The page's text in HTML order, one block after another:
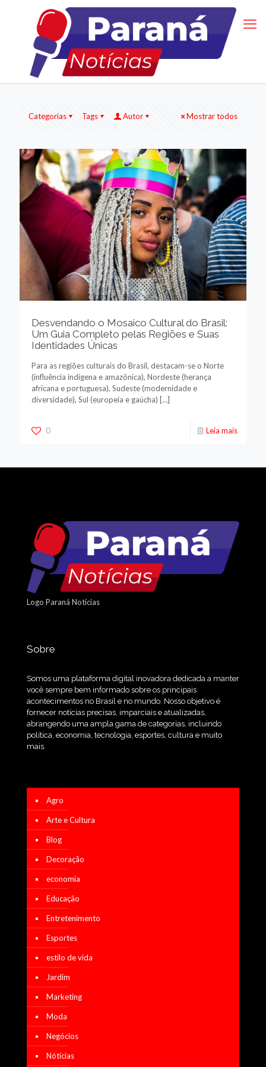
Categorias Tags Autor Mostrar todos
Desvendando o Mosaico Cultural do Brasil:
Um Guia Completo pelas Regiões e Suas
Identidades Únicas
Para as regiões culturais do Brasil, destacam-se o Norte
(influência indígena e amazônica), Nordeste (herança
africana e portuguesa), Sudeste (modernidade e
diversidade), Sul (europeia e gaúcha) […]
0 Leia mais
Logo Paraná Notícias
Sobre
Somos uma plataforma digital inovadora dedicada a manter
você sempre bem informado sobre os principais
acontecimentos no Brasil e no mundo. Nosso objetivo é
fornecer notícias precisas, imparciais e atualizadas,
abrangendo uma ampla gama de categorias, incluindo
política, economia, tecnologia, esportes, cultura e muito
mais.
Agro
Arte e Cultura
Blog
Decoração
economia
Educação
Entretenimento
Esportes
estilo de vida
Jardim
Marketing
Moda
Negócios
Nótícias